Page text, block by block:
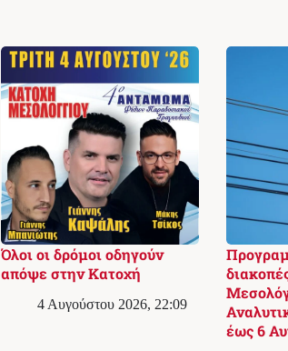
Όλοι οι δρόμοι οδηγούν
απόψε στην Κατοχή
4 Αυγούστου 2026, 22:09
έως 6